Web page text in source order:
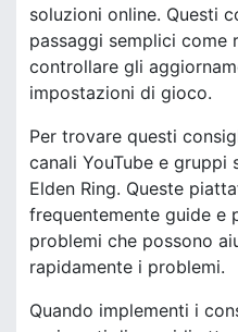
soluzioni online. Questi
passaggi semplici come
controllare gli
impostazioni di gioco.
Per trovare questi
canali YouTube e gruppi
Elden Ring. Queste
frequentemente guide e
problemi che possono
rapidamente i problemi.
Quando implementi i